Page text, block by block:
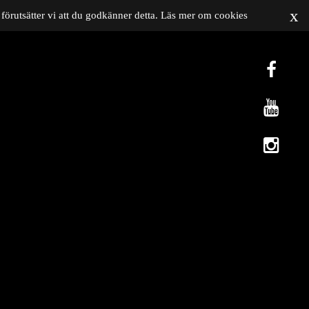
vi att du godkänner detta. Läs mer om cookies x